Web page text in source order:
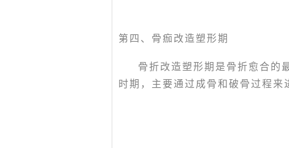
第四、骨痂改造塑形期
骨折改造塑形期是骨折愈合的
时期，主要通过成骨和破骨过程来